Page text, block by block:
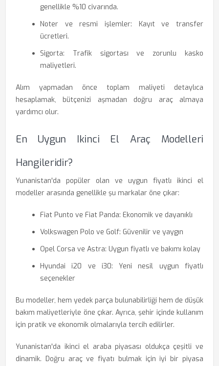
genellikle %10 civarında.
Noter ve resmi işlemler: Kayıt ve transfer
ücretleri.
Sigorta: Trafik sigortası ve zorunlu kasko
maliyetleri.
Alım yapmadan önce toplam maliyeti detaylıca
hesaplamak, bütçenizi aşmadan doğru araç almaya
yardımcı olur.
En Uygun Ikinci El Araç Modelleri
Hangileridir?
Yunanistan'da popüler olan ve uygun fiyatlı ikinci el
modeller arasında genellikle şu markalar öne çıkar:
Fiat Punto ve Fiat Panda: Ekonomik ve dayanıklı
Volkswagen Polo ve Golf: Güvenilir ve yaygın
Opel Corsa ve Astra: Uygun fiyatlı ve bakımı kolay
Hyundai i20 ve i30: Yeni nesil uygun fiyatlı
seçenekler
Bu modeller, hem yedek parça bulunabilirliği hem de düşük
bakım maliyetleriyle öne çıkar. Ayrıca, şehir içinde kullanım
için pratik ve ekonomik olmalarıyla tercih edilirler.
Yunanistan'da ikinci el araba piyasası oldukça çeşitli ve
dinamik. Doğru araç ve fiyatı bulmak için iyi bir piyasa